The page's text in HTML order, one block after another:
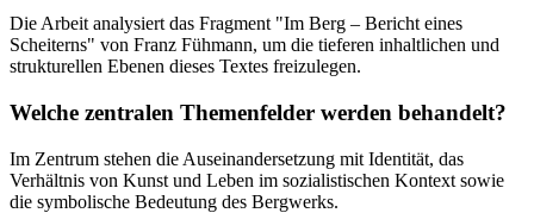
Die Arbeit analysiert das Fragment "Im Berg – Bericht eines
Scheiterns" von Franz Fühmann, um die tieferen inhaltlichen und
strukturellen Ebenen dieses Textes freizulegen.
Welche zentralen Themenfelder werden behandelt?
Im Zentrum stehen die Auseinandersetzung mit Identität, das
Verhältnis von Kunst und Leben im sozialistischen Kontext sowie
die symbolische Bedeutung des Bergwerks.